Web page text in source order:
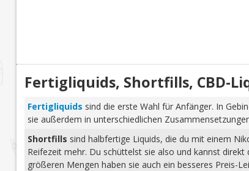
Fertigliquids, Shortfills, CBD-
Fertigliquids sind die erste Wahl für Anfänger. In
sie außerdem in unterschiedlichen
Shortfills sind halbfertige Liquids, die du mit einem
Reifezeit mehr. Du schüttelst sie also und kannst
größeren Mengen haben sie auch ein besseres Preis-